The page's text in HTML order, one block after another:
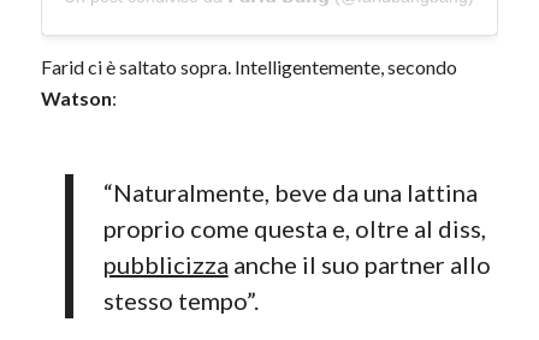
Farid ci è saltato sopra. Intelligentemente, secondo
Watson:
“Naturalmente, beve da una lattina
proprio come questa e, oltre al diss,
pubblicizza anche il suo partner allo
stesso tempo”.